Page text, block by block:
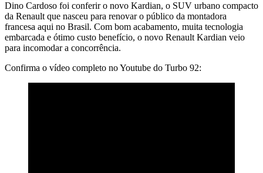
Dino Cardoso foi conferir o novo Kardian, o SUV urbano compacto
da Renault que nasceu para renovar o público da montadora
francesa aqui no Brasil. Com bom acabamento, muita tecnologia
embarcada e ótimo custo benefício, o novo Renault Kardian veio
para incomodar a concorrência.
Confirma o vídeo completo no Youtube do Turbo 92: